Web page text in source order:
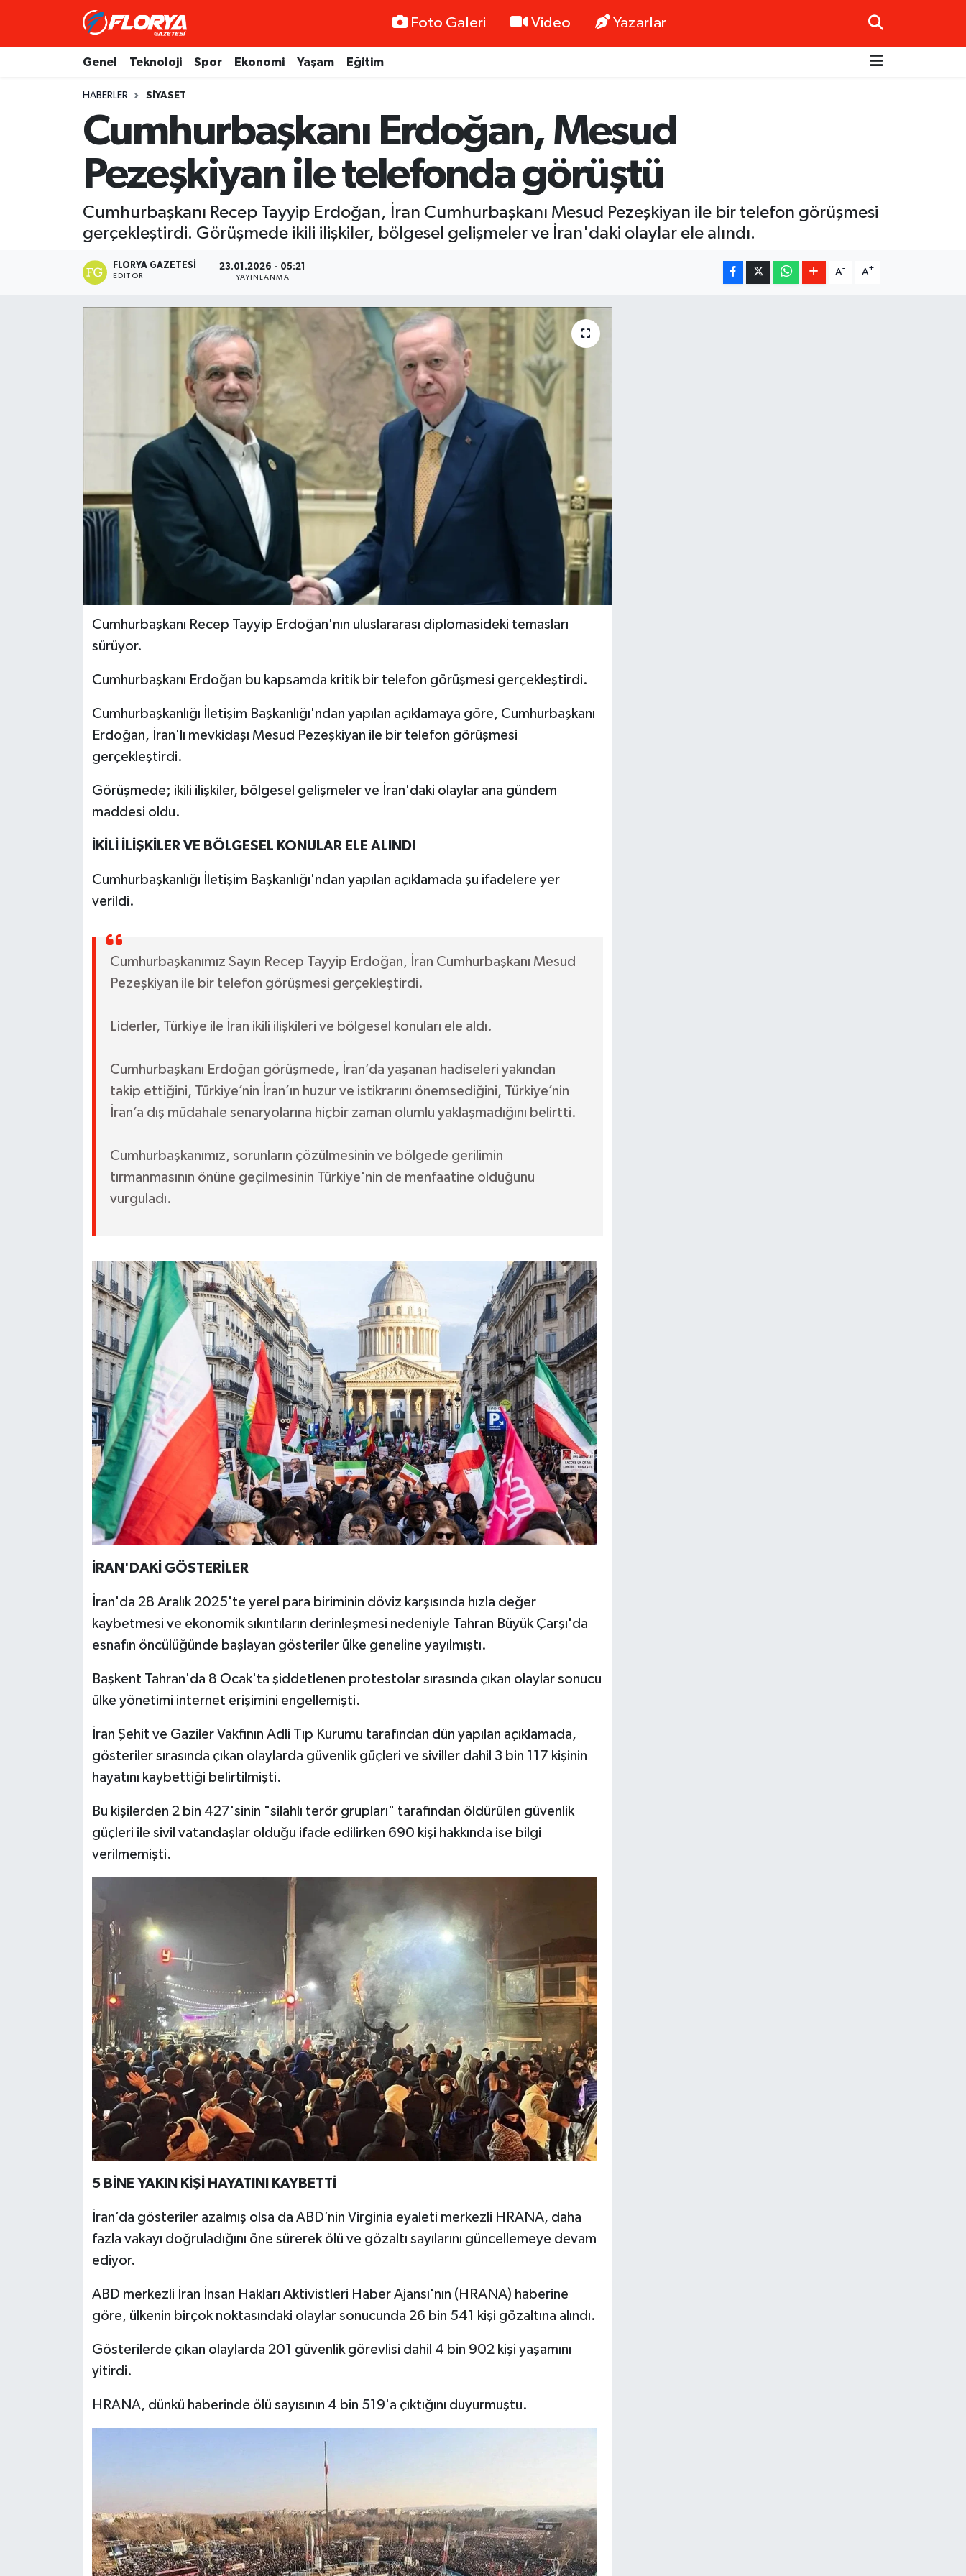
Foto Galeri Video Yazarlar
Genel Teknoloji Spor Ekonomi Yaşam Eğitim
HABERLER SİYASET
Cumhurbaşkanı Erdoğan, Mesud
Pezeşkiyan ile telefonda görüştü
Cumhurbaşkanı Recep Tayyip Erdoğan, İran Cumhurbaşkanı Mesud Pezeşkiyan ile bir telefon görüşmesi
gerçekleştirdi. Görüşmede ikili ilişkiler, bölgesel gelişmeler ve İran'daki olaylar ele alındı.
FLORYA GAZETESI
EDITÖR
23.01.2026 - 05:21
YAYINLANMA
A- A+
Cumhurbaşkanı Recep Tayyip Erdoğan'nın uluslararası diplomasideki temasları
sürüyor.
Cumhurbaşkanı Erdoğan bu kapsamda kritik bir telefon görüşmesi gerçekleştirdi.
Cumhurbaşkanlığı İletişim Başkanlığı'ndan yapılan açıklamaya göre, Cumhurbaşkanı
Erdoğan, İran'lı mevkidaşı Mesud Pezeşkiyan ile bir telefon görüşmesi
gerçekleştirdi.
Görüşmede; ikili ilişkiler, bölgesel gelişmeler ve İran'daki olaylar ana gündem
maddesi oldu.
İKİLİ İLİŞKİLER VE BÖLGESEL KONULAR ELE ALINDI
Cumhurbaşkanlığı İletişim Başkanlığı'ndan yapılan açıklamada şu ifadelere yer
verildi.
Cumhurbaşkanımız Sayın Recep Tayyip Erdoğan, İran Cumhurbaşkanı Mesud
Pezeşkiyan ile bir telefon görüşmesi gerçekleştirdi.
Liderler, Türkiye ile İran ikili ilişkileri ve bölgesel konuları ele aldı.
Cumhurbaşkanı Erdoğan görüşmede, İran’da yaşanan hadiseleri yakından
takip ettiğini, Türkiye’nin İran’ın huzur ve istikrarını önemsediğini, Türkiye’nin
İran’a dış müdahale senaryolarına hiçbir zaman olumlu yaklaşmadığını belirtti.
Cumhurbaşkanımız, sorunların çözülmesinin ve bölgede gerilimin
tırmanmasının önüne geçilmesinin Türkiye'nin de menfaatine olduğunu
vurguladı.
İRAN'DAKİ GÖSTERİLER
İran'da 28 Aralık 2025'te yerel para biriminin döviz karşısında hızla değer
kaybetmesi ve ekonomik sıkıntıların derinleşmesi nedeniyle Tahran Büyük Çarşı'da
esnafın öncülüğünde başlayan gösteriler ülke geneline yayılmıştı.
Başkent Tahran'da 8 Ocak'ta şiddetlenen protestolar sırasında çıkan olaylar sonucu
ülke yönetimi internet erişimini engellemişti.
İran Şehit ve Gaziler Vakfının Adli Tıp Kurumu tarafından dün yapılan açıklamada,
gösteriler sırasında çıkan olaylarda güvenlik güçleri ve siviller dahil 3 bin 117 kişinin
hayatını kaybettiği belirtilmişti.
Bu kişilerden 2 bin 427'sinin "silahlı terör grupları" tarafından öldürülen güvenlik
güçleri ile sivil vatandaşlar olduğu ifade edilirken 690 kişi hakkında ise bilgi
verilmemişti.
5 BİNE YAKIN KİŞİ HAYATINI KAYBETTİ
İran’da gösteriler azalmış olsa da ABD’nin Virginia eyaleti merkezli HRANA, daha
fazla vakayı doğruladığını öne sürerek ölü ve gözaltı sayılarını güncellemeye devam
ediyor.
ABD merkezli İran İnsan Hakları Aktivistleri Haber Ajansı'nın (HRANA) haberine
göre, ülkenin birçok noktasındaki olaylar sonucunda 26 bin 541 kişi gözaltına alındı.
Gösterilerde çıkan olaylarda 201 güvenlik görevlisi dahil 4 bin 902 kişi yaşamını
yitirdi.
HRANA, dünkü haberinde ölü sayısının 4 bin 519'a çıktığını duyurmuştu.
Trafik Durumu
Süper Lig Puan Durumu ve Fikstür
Tüm Manşetler
Haber Arşivi